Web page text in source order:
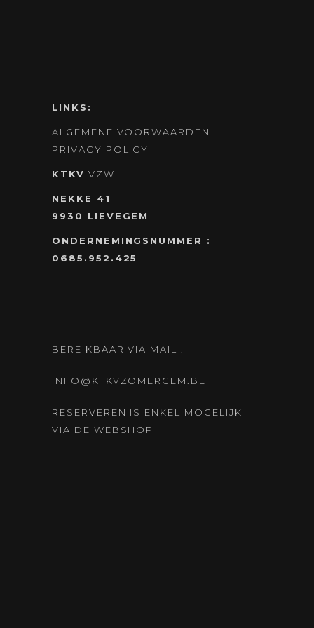
LINKS:
ALGEMENE VOORWAARDEN
PRIVACY POLICY
KTKV VZW
NEKKE 41
9930 LIEVEGEM
ONDERNEMINGSNUMMER :
0685.952.425
BEREIKBAAR VIA MAIL :
INFO@KTKVZOMERGEM.BE
RESERVEREN IS ENKEL MOGELIJK
VIA DE WEBSHOP